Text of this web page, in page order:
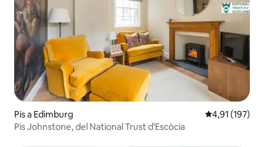
Pis a Edimburg 4,91 de
4,91 (197)
Pis Johnstone, del National Trust d'Escòcia